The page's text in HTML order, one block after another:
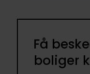
Få
boliger